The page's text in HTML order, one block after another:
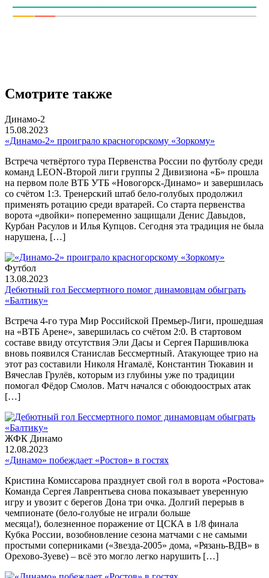
Смотрите также
Динамо-2
15.08.2023
«Динамо-2» проиграло красногорскому «Зоркому»
Встреча четвёртого тура Первенства России по футболу среди
команд LEON-Второй лиги группы 2 Дивизиона «Б» прошла
на первом поле ВТБ УТБ «Новогорск-Динамо» и завершилась
со счётом 1:3. Тренерский штаб бело-голубых продолжил
применять ротацию среди вратарей. Со старта первенства
ворота «двойки» попеременно защищали Денис Давыдов,
Курбан Расулов и Илья Купцов. Сегодня эта традиция не была
нарушена, […]
Футбол
13.08.2023
Дебютный гол Бессмертного помог динамовцам обыграть
«Балтику»
Встреча 4-го тура Мир Российской Премьер-Лиги, прошедшая
на «ВТБ Арене», завершилась со счётом 2:0. В стартовом
составе ввиду отсутствия Эли Дасы и Сергея Паршивлюка
вновь появился Станислав Бессмертный. Атакующее трио на
этот раз составили Николя Нгамалё, Константин Тюкавин и
Вячеслав Грулёв, которым из глубины уже по традиции
помогал Фёдор Смолов. Матч начался с обоюдоострых атак
[…]
ЖФК Динамо
12.08.2023
«Динамо» побеждает «Ростов» в гостях
Кристина Комиссарова празднует свой гол в ворота «Ростова»
Команда Сергея Лаврентьева снова показывает уверенную
игру и увозит с берегов Дона три очка. Долгий перерыв в
чемпионате (бело-голубые не играли больше
месяца!), болезненное поражение от ЦСКА в 1/8 финала
Кубка России, возобновление сезона матчами с не самыми
простыми соперниками («Звезда-2005» дома, «Рязань-ВДВ» в
Орехово-Зуеве) – всё это могло легко нарушить […]